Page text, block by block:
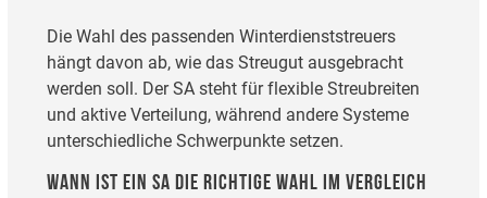
Die Wahl des passenden Winterdienststreuers
hängt davon ab, wie das Streugut ausgebracht
werden soll. Der SA steht für flexible Streubreiten
und aktive Verteilung, während andere Systeme
unterschiedliche Schwerpunkte setzen.
WANN IST EIN SA DIE RICHTIGE WAHL IM VERGLEICH